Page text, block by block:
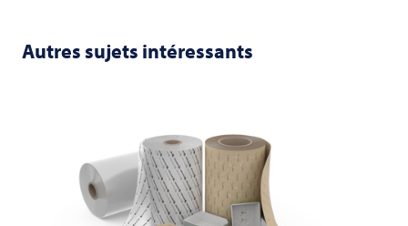
Autres sujets intéressants